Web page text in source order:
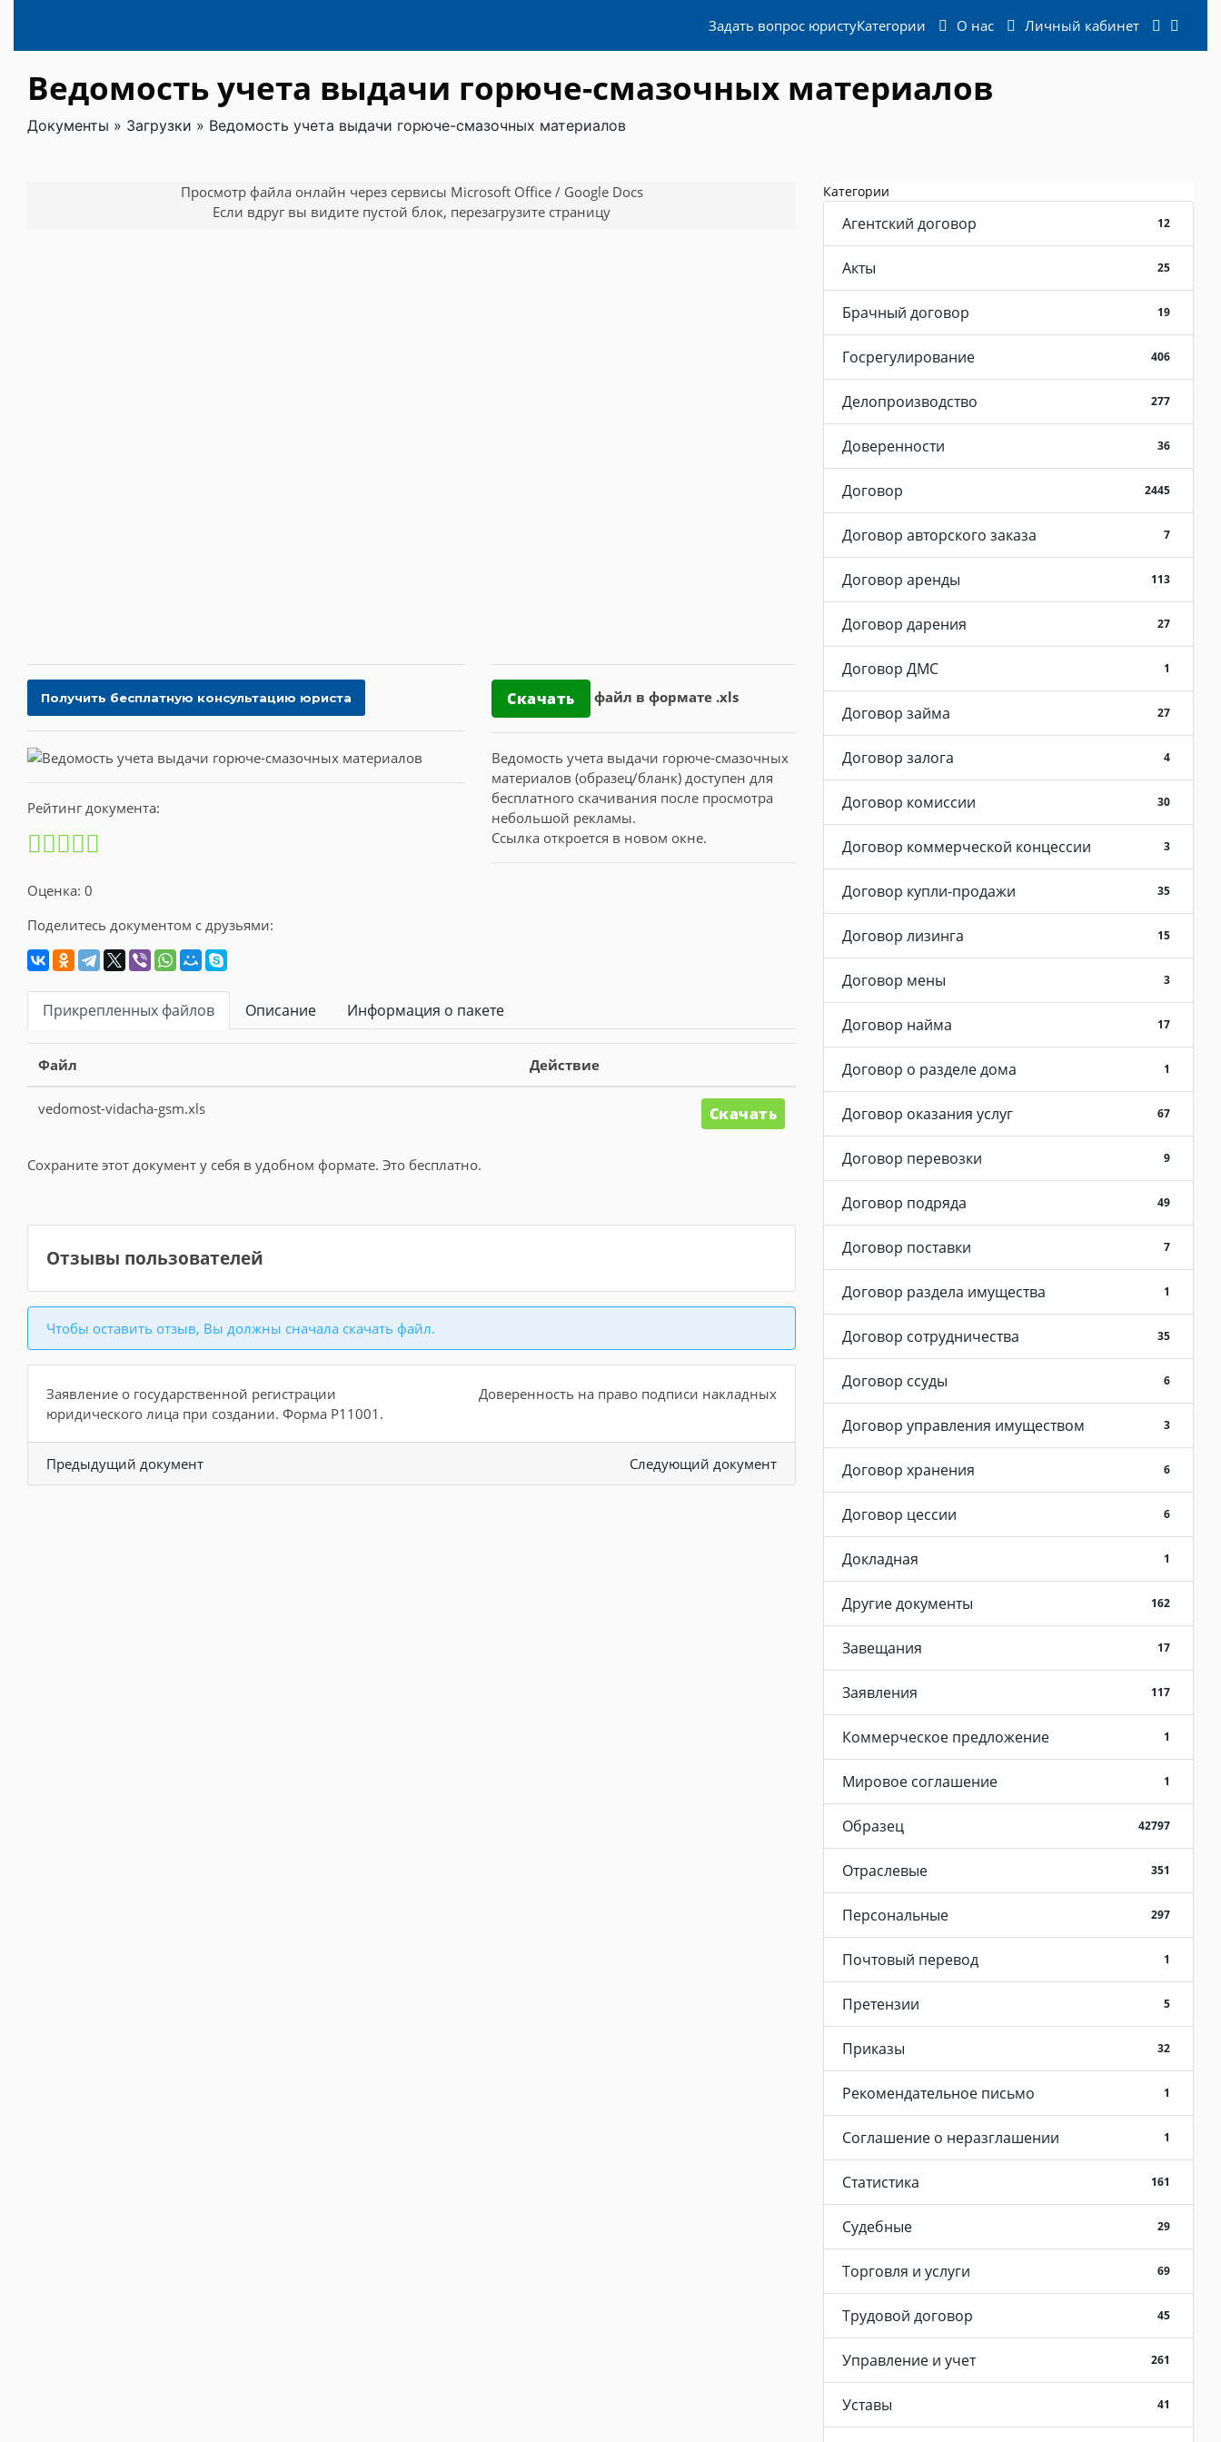
Задать вопрос юристуКатегории О нас Личный кабинет
Ведомость учета выдачи горюче-смазочных материалов
Документы » Загрузки » Ведомость учета выдачи горюче-смазочных материалов
Просмотр файла онлайн через сервисы Microsoft Office / Google Docs
Если вдруг вы видите пустой блок, перезагрузите страницу
Рейтинг документа:
Оценка: 0
Поделитесь документом с друзьями:
Скачать файл в формате .xls
Ведомость учета выдачи горюче-смазочных
материалов (образец/бланк) доступен для
бесплатного скачивания после просмотра
небольшой рекламы.
Ссылка откроется в новом окне.
Прикрепленных файлов Описание Информация о пакете
Файл Действие
vedomost-vidacha-gsm.xls Скачать
Сохраните этот документ у себя в удобном формате. Это бесплатно.
Отзывы пользователей
Чтобы оставить отзыв, Вы должны сначала скачать файл.
Заявление о государственной регистрации
юридического лица при создании. Форма Р11001.
Доверенность на право подписи накладных
Предыдущий документ Следующий документ
Категории
Агентский договор 12
Акты 25
Брачный договор 19
Госрегулирование 406
Делопроизводство 277
Доверенности 36
Договор 2445
Договор авторского заказа 7
Договор аренды 113
Договор дарения 27
Договор ДМС 1
Договор займа 27
Договор залога 4
Договор комиссии 30
Договор коммерческой концессии 3
Договор купли-продажи 35
Договор лизинга 15
Договор мены 3
Договор найма 17
Договор о разделе дома 1
Договор оказания услуг 67
Договор перевозки 9
Договор подряда 49
Договор поставки 7
Договор раздела имущества 1
Договор сотрудничества 35
Договор ссуды 6
Договор управления имуществом 3
Договор хранения 6
Договор цессии 6
Докладная 1
Другие документы 162
Завещания 17
Заявления 117
Коммерческое предложение 1
Мировое соглашение 1
Образец 42797
Отраслевые 351
Персональные 297
Почтовый перевод 1
Претензии 5
Приказы 32
Рекомендательное письмо 1
Соглашение о неразглашении 1
Статистика 161
Судебные 29
Торговля и услуги 69
Трудовой договор 45
Управление и учет 261
Уставы 41